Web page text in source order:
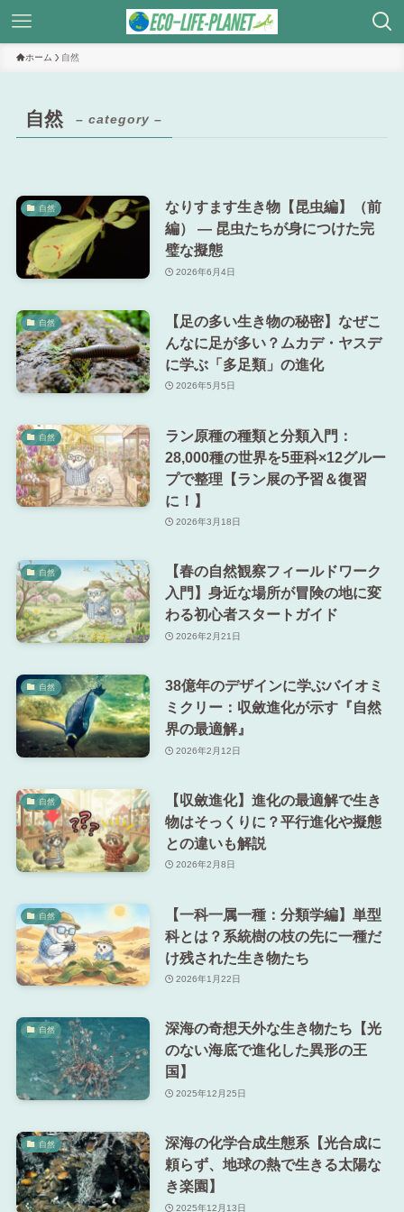
ホーム 自然
自然 – category –
自然
なりすます生き物【昆虫編】（前
編） ― 昆虫たちが身につけた完
璧な擬態
2026年6月4日
自然
【足の多い生き物の秘密】なぜこ
んなに足が多い？ムカデ・ヤスデ
に学ぶ「多足類」の進化
2026年5月5日
自然
ラン原種の種類と分類入門：
28,000種の世界を5亜科×12グルー
プで整理【ラン展の予習＆復習
に！】
2026年3月18日
自然
【春の自然観察フィールドワーク
入門】身近な場所が冒険の地に変
わる初心者スタートガイド
2026年2月21日
自然
38億年のデザインに学ぶバイオミ
ミクリー：収斂進化が示す『自然
界の最適解』
2026年2月12日
自然
【収斂進化】進化の最適解で生き
物はそっくりに？平行進化や擬態
との違いも解説
2026年2月8日
自然
【一科一属一種：分類学編】単型
科とは？系統樹の枝の先に一種だ
け残された生き物たち
2026年1月22日
自然
深海の奇想天外な生き物たち【光
のない海底で進化した異形の王
国】
2025年12月25日
自然
深海の化学合成生態系【光合成に
頼らず、地球の熱で生きる太陽な
き楽園】
2025年12月13日